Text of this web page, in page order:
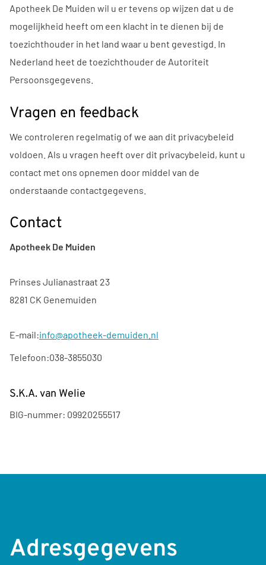
Apotheek De Muiden wil u er tevens op wijzen dat u de
mogelijkheid heeft om een klacht in te dienen bij de
toezichthouder in het land waar u bent gevestigd. In
Nederland heet de toezichthouder de Autoriteit
Persoonsgegevens.
Vragen en feedback
We controleren regelmatig of we aan dit privacybeleid
voldoen. Als u vragen heeft over dit privacybeleid, kunt u
contact met ons opnemen door middel van de
onderstaande contactgegevens.
Contact
Apotheek De Muiden
Prinses Julianastraat 23
8281 CK Genemuiden
E-mail:info@apotheek-demuiden.nl
Telefoon:038-3855030
S.K.A. van Welie
BIG-nummer: 09920255517
Adresgegevens